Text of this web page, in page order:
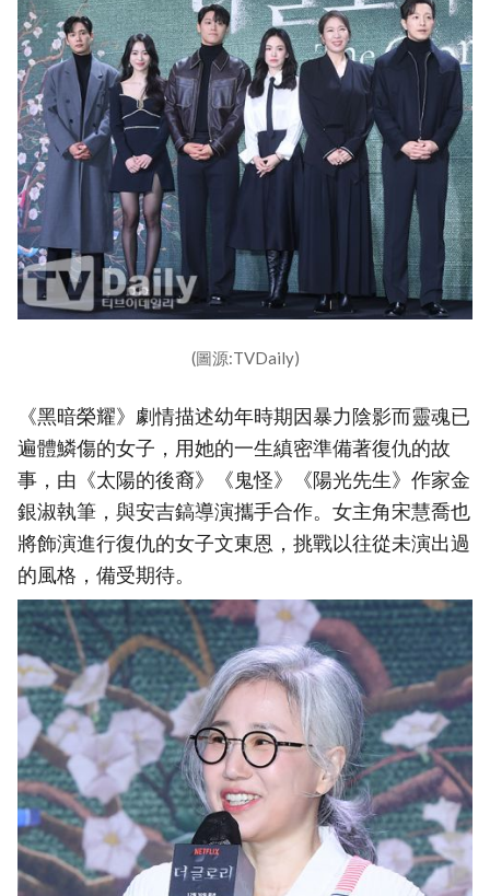
(圖源:TVDaily)
《黑暗榮耀》劇情描述幼年時期因暴力陰影而靈魂已
遍體鱗傷的女子，用她的一生縝密準備著復仇的故
事，由《太陽的後裔》《鬼怪》《陽光先生》作家金
銀淑執筆，與安吉鎬導演攜手合作。女主角宋慧喬也
將飾演進行復仇的女子文東恩，挑戰以往從未演出過
的風格，備受期待。